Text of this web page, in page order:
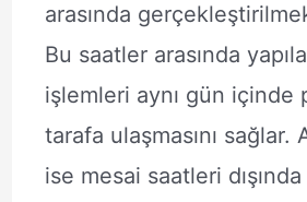
arasında
Bu saatler arasında
işlemleri aynı gün içinde
tarafa ulaşmasını sağlar.
ise mesai saatleri